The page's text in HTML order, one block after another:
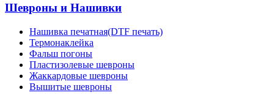
Шевроны и Нашивки
Нашивка печатная(DTF печать)
Термонаклейка
Фальш погоны
Пластизолевые шевроны
Жаккардовые шевроны
Вышитые шевроны